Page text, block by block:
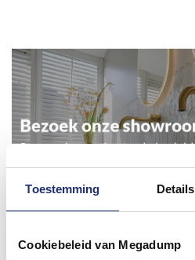
Toestemming Details
Cookiebeleid van Megadump